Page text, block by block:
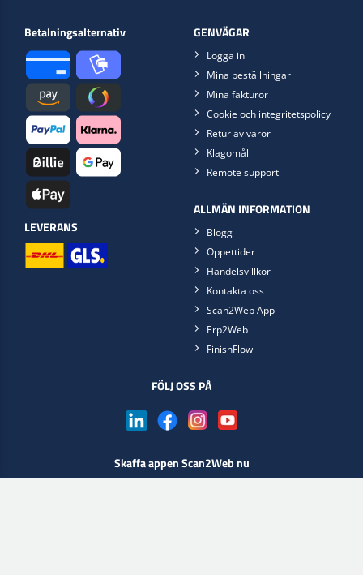
Betalningsalternativ
LEVERANS
GENVÄGAR
Logga in
Mina beställningar
Mina fakturor
Cookie och integritetspolicy
Retur av varor
Klagomål
Remote support
ALLMÄN INFORMATION
Blogg
Öppettider
Handelsvillkor
Kontakta oss
Scan2Web App
Erp2Web
FinishFlow
FÖLJ OSS PÅ
Skaffa appen Scan2Web nu